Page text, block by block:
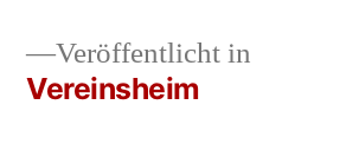
Beitrags-
Veröffentlicht in
Vereinsheim